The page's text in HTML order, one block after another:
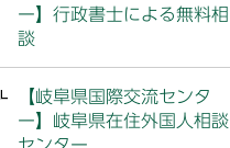
ー】行政書士による無料相
談
【岐阜県国際交流センタ
ー】岐阜県在住外国人相談